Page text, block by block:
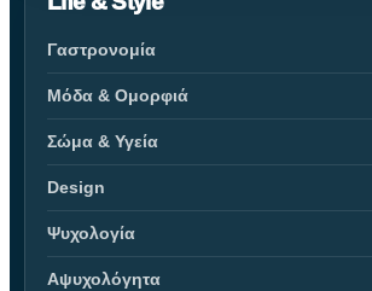
Γαστρονομία
Μόδα & Ομορφιά
Σώμα & Υγεία
Design
Ψυχολογία
Αψυχολόγητα